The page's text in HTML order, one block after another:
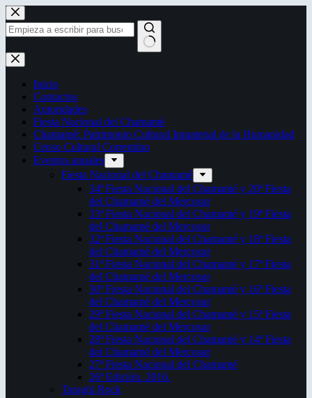
Saltar
al
contenido
Sin
resultados
Inicio
Contactos
Autoridades
Fiesta Nacional del Chamamé
Chamamé: Patrimonio Cultural Inmaterial de la Humanidad
Censo Cultural Correntino
Eventos anuales
Fiesta Nacional del Chamamé
34ª Fiesta Nacional del Chamamé y 20ª Fiesta
del Chamamé del Mercosur
33ª Fiesta Nacional del Chamamé y 19ª Fiesta
del Chamamé del Mercosur
32ª Fiesta Nacional del Chamamé y 18ª Fiesta
del Chamamé del Mercosur
31ª Fiesta Nacional del Chamamé y 17ª Fiesta
del Chamamé del Mercosur
30ª Fiesta Nacional del Chamamé y 16ª Fiesta
del Chamamé del Mercosur
29ª Fiesta Nacional del Chamamé y 15ª Fiesta
del Chamamé del Mercosur
28ª Fiesta Nacional del Chamamé y 14ª Fiesta
del Chamamé del Mercosur
27ª Fiesta Nacional del Chamamé
26ª Edición. 2016.
Taragüi Rock